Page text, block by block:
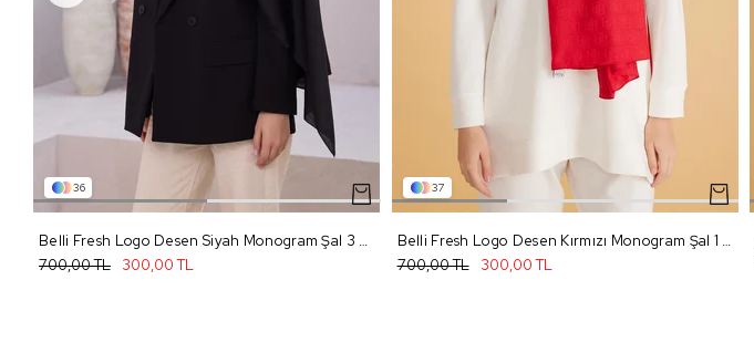
36
Belli Fresh Logo Desen Siyah Monogram Şal 3 - 99
300,00 TL
700,00 TL
37
Belli Fresh Logo Desen Kırmızı Monogram Şal 1 - 98
300,00 TL
700,00 TL